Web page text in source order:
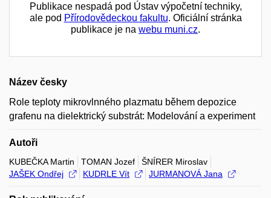
Publikace nespadá pod Ústav výpočetní techniky,
ale pod Přírodovědeckou fakultu. Oficiální stránka
publikace je na webu muni.cz.
Název česky
Role teploty mikrovlnného plazmatu během depozice
grafenu na dielektrický substrát: Modelování a experiment
Autoři
KUBEČKA Martin TOMAN Jozef
ŠNÍRER Miroslav
JAŠEK Ondřej
KUDRLE Vít JURMANOVÁ Jana